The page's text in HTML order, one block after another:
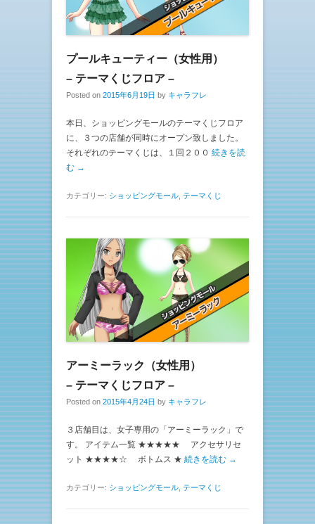
プールキューティー（女性用）
– テーマくじフロア –
Posted on 2015年6月19日 by キャラフレ
本日、ショッピングモールのテーマくじフロア
に、３つの店舗が同時にオープン致しました。
それぞれのテーマくじは、１回２００ 続きを読
む →
カテゴリー: ショッピングモール テーマくじ
アーミーラック（女性用）
– テーマくじフロア –
Posted on 2015年4月24日 by キャラフレ
３店舗目は、女子専用の「アーミーラック」で
す。 アイテム一覧 ★★★★★ アクセサリセ
ット ★★★★☆ ボトムス ★ 続きを読む →
カテゴリー: ショッピングモール テーマくじ